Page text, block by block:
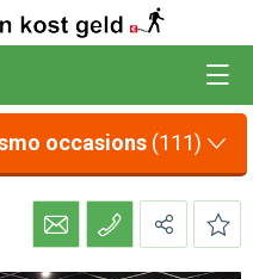
occasions (111)